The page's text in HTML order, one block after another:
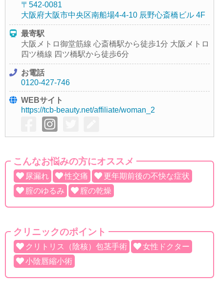
〒542-0081
大阪府大阪市中央区南船場4-4-10 辰野心斎橋ビル 4F
最寄駅
大阪メトロ御堂筋線 心斎橋駅から徒歩1分 大阪メトロ
四ツ橋線 四ツ橋駅から徒歩6分
お電話
0120-427-746
WEBサイト
https://tcb-beauty.net/affiliate/woman_2
こんなお悩みの方にオススメ
尿漏れ 性交痛
更年期前後の不快な症状
腟のゆるみ
腟の乾燥
クリニックのポイント
クリトリス（陰核）包茎手術
女性ドクター
小陰唇縮小術